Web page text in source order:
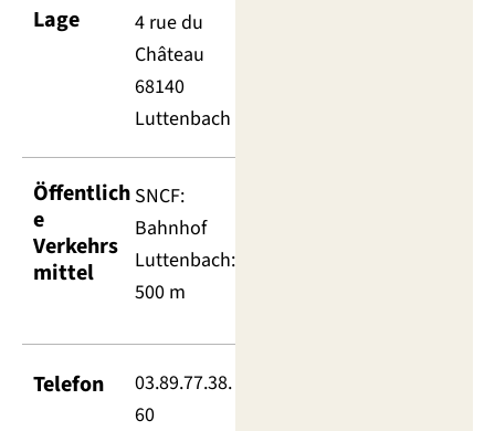
Lage
4 rue du
Château
68140
Luttenbach
Öffentlich
e
Verkehrs
mittel
SNCF:
Bahnhof
Luttenbach:
500 m
Telefon
03.89.77.38.
60